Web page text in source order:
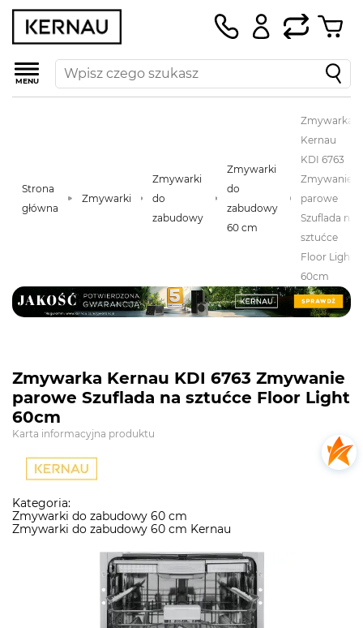
MENU
Strona
główna
Zmywarki
Zmywarki
do
zabudowy
Zmywarki
do
zabudowy
60 cm
Zmywarka
Kernau
KDI 6763
Zmywanie
parowe
Szuflada na
sztućce
Floor Light
60cm
Zmywarka Kernau KDI 6763 Zmywanie
parowe Szuflada na sztućce Floor Light
60cm
Karta informacyjna produktu
Kategoria:
Zmywarki do zabudowy 60 cm
Zmywarki do zabudowy 60 cm Kernau